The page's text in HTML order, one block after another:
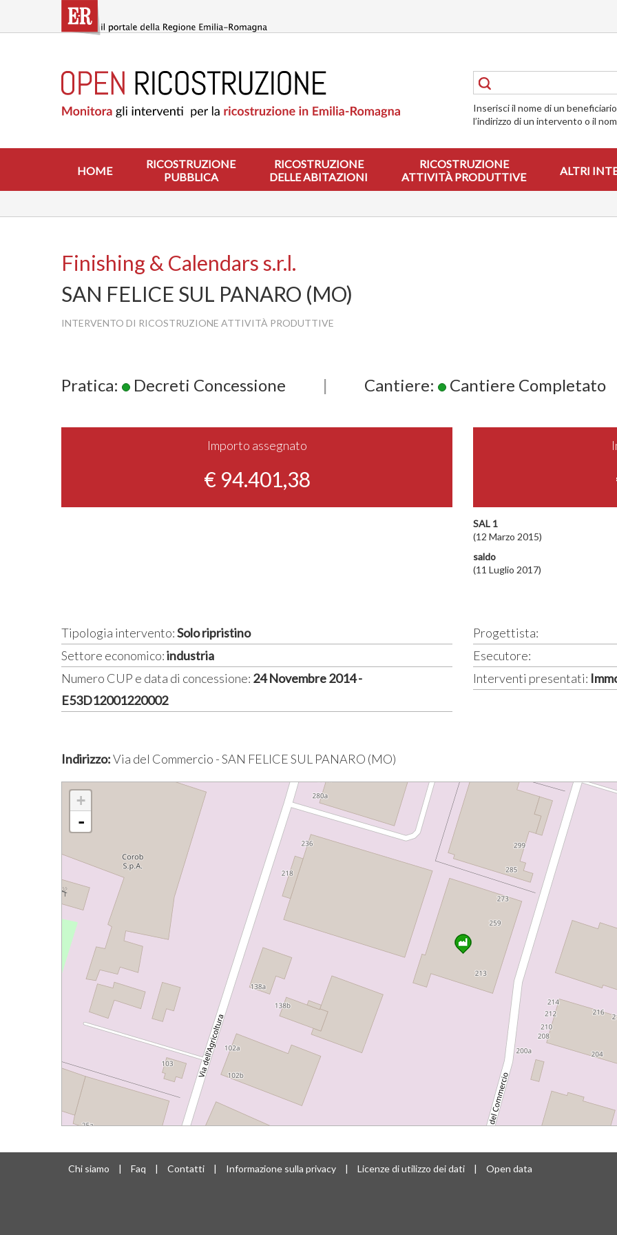
contenuto
RICOSTRUZIONE
PUBBLICA
ABITAZIONI
RICOSTRUZIONE
ATTIVITÀ
INTERVIENE
Inserisci il nome di un
l’indirizzo di un intervento o il
HOME
RICOSTRUZIONE
PUBBLICA
RICOSTRUZIONE
DELLE ABITAZIONI
RICOSTRUZIONE
ATTIVITÀ PRODUTTIVE
ALTRI
Finishing & Calendars s.r.l.
SAN FELICE SUL PANARO (MO)
INTERVENTO DI RICOSTRUZIONE ATTIVITÀ PRODUTTIVE
Pratica: Decreti Concessione | Cantiere: Cantiere Completato
Importo assegnato
€ 94.401,38
SAL 1
(12 Marzo 2015)
saldo
(11 Luglio 2017)
Tipologia intervento:Solo ripristino
Settore economico:industria
Numero CUP e data di concessione: 24 Novembre 2014 -
E53D12001220002
Progettista:
Esecutore:
Interventi presentati:
Indirizzo:Via del Commercio - SAN FELICE SUL PANARO (MO)
+
-
Chi siamo | Faq | Contatti | Informazione sulla privacy | Licenze di utilizzo dei dati | Open data